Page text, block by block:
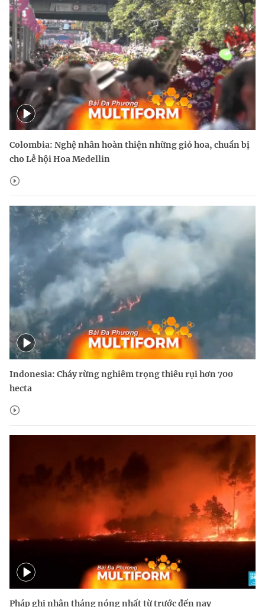
Colombia: Nghệ nhân hoàn thiện những giỏ hoa, chuẩn bị
cho Lễ hội Hoa Medellin
Indonesia: Cháy rừng nghiêm trọng thiêu rụi hơn 700
hecta
Pháp ghi nhận tháng nóng nhất từ trước đến nay